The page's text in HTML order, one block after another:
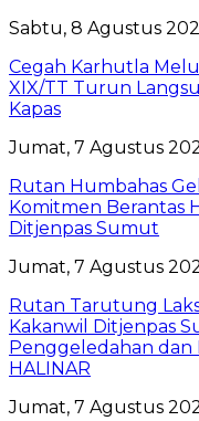
Sabtu, 8 Agustus
Cegah Karhutla
XIX/TT Turun
Kapas
Jumat, 7 Agustus
Rutan Humbahas
Komitmen Berantas
Ditjenpas Sumut
Jumat, 7 Agustus
Rutan Tarutung
Kakanwil Ditjenpas
Penggeledahan
HALINAR
Jumat, 7 Agustus